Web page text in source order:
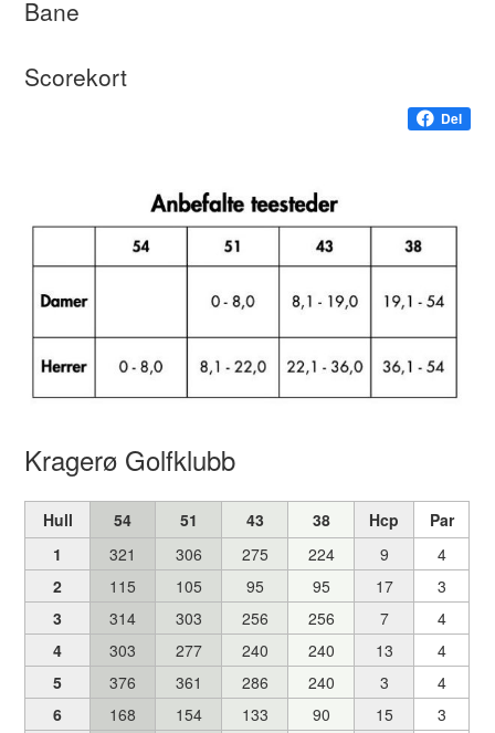
Bane
Scorekort
Del
Kragerø Golfklubb
Hull 54 51 43 38 Hcp
Par
1
321 306 275 224 9
4
2
115 105 95 95 17
3
3
314 303 256 256 7
4
4
303 277 240 240 13
4
5
376 361 286 240 3
4
6
168 154 133 90 15
3